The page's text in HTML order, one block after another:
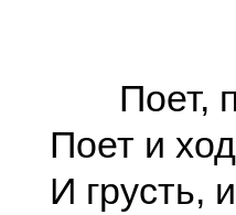
Поет,
Поет и
И грусть,